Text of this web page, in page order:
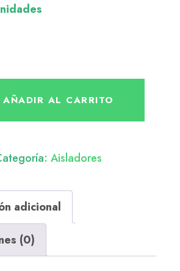
AÑADIR AL CARRITO
Aisladores
adicional
(0)